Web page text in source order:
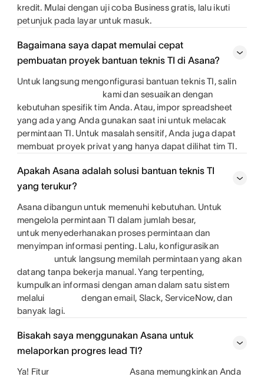
kredit. Mulai dengan uji coba Business gratis, lalu ikuti
petunjuk pada layar untuk masuk.
Bagaimana saya dapat memulai cepat
pembuatan proyek bantuan teknis TI di Asana?
Untuk langsung mengonfigurasi bantuan teknis TI, salin
kami dan sesuaikan dengan
kebutuhan spesifik tim Anda. Atau, impor spreadsheet
yang ada yang Anda gunakan saat ini untuk melacak
permintaan TI. Untuk masalah sensitif, Anda juga dapat
membuat proyek privat yang hanya dapat dilihat tim TI.
Apakah Asana adalah solusi bantuan teknis TI
yang terukur?
Asana dibangun untuk memenuhi kebutuhan. Untuk
mengelola permintaan TI dalam jumlah besar,
untuk menyederhanakan proses permintaan dan
menyimpan informasi penting. Lalu, konfigurasikan
untuk langsung memilah permintaan yang akan
datang tanpa bekerja manual. Yang terpenting,
kumpulkan informasi dengan aman dalam satu sistem
melalui
dengan email, Slack, ServiceNow, dan
banyak lagi.
Bisakah saya menggunakan Asana untuk
melaporkan progres lead TI?
Ya! Fitur
Asana memungkinkan Anda